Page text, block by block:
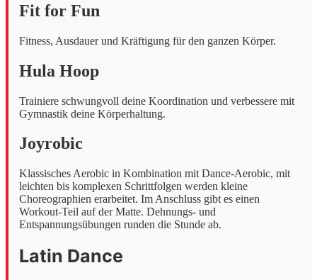
Fit for Fun
Fitness, Ausdauer und Kräftigung für den ganzen Körper.
Hula Hoop
Trainiere schwungvoll deine Koordination und verbessere mit
Gymnastik deine Körperhaltung.
Joyrobic
Klassisches Aerobic in Kombination mit Dance-Aerobic, mit
leichten bis komplexen Schrittfolgen werden kleine
Choreographien erarbeitet. Im Anschluss gibt es einen
Workout-Teil auf der Matte. Dehnungs- und
Entspannungsübungen runden die Stunde ab.
Latin Dance